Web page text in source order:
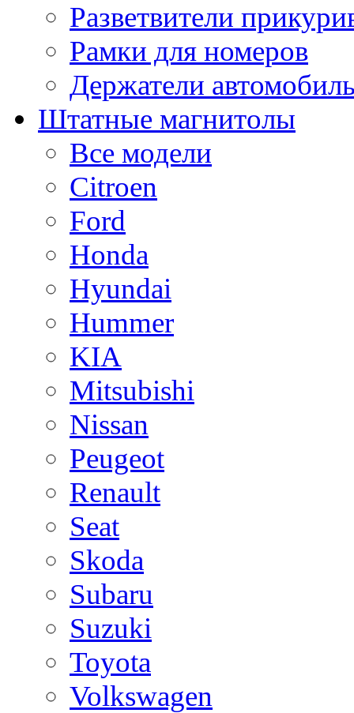
Разветвители
Рамки для номеров
Держатели
Штатные магнитолы
Все модели
Citroen
Ford
Honda
Hyundai
Hummer
KIA
Mitsubishi
Nissan
Peugeot
Renault
Seat
Skoda
Subaru
Suzuki
Toyota
Volkswagen